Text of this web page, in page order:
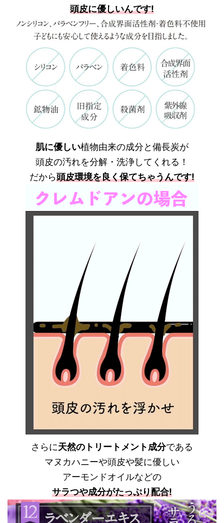
頭皮に優しいんです!
肌に優しい植物由来の成分と備長炭が
頭皮の汚れを分解・洗浄してくれる！
だから頭皮環境を良く保てちゃうんです!
さらに天然のトリートメント成分である
マヌカハニーや頭皮や髪に優しい
アーモンドオイルなどの
サラつや成分がたっぷり配合!